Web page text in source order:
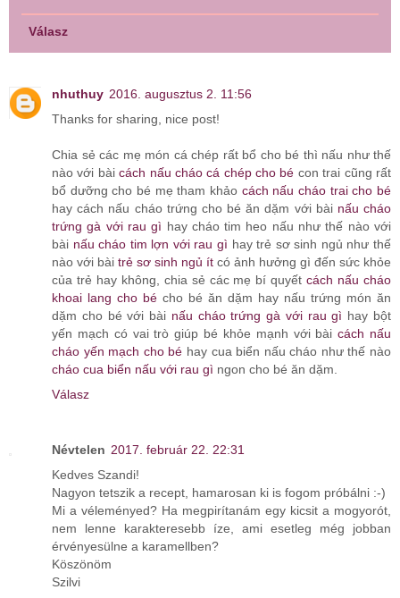
Válasz
nhuthuy 2016. augusztus 2. 11:56
Thanks for sharing, nice post!
Chia sẻ các mẹ món cá chép rất bổ cho bé thì nấu như thế
nào với bàicách nấu cháo cá chép cho bé con trai cũng rất
bổ dưỡng cho bé mẹ tham khảo cách nấu cháo trai cho bé
hay cách nấu cháo trứng cho bé ăn dặm với bài nấu cháo
trứng gà với rau gì hay cháo tim heo nấu như thế nào với
bài nấu cháo tim lợn với rau gì hay trẻ sơ sinh ngủ như thế
nào với bài trẻ sơ sinh ngủ ít có ảnh hưởng gì đến sức khỏe
của trẻ hay không, chia sẻ các mẹ bí quyếtcách nấu cháo
khoai lang cho bé cho bé ăn dặm hay nấu trứng món ăn
dặm cho bé với bài nấu cháo trứng gà với rau gì hay bột
yến mạch có vai trò giúp bé khỏe mạnh với bàicách nấu
cháo yến mạch cho bé hay cua biển nấu cháo như thế nào
cháo cua biển nấu với rau gì ngon cho bé ăn dặm.
Válasz
Névtelen 2017. február 22. 22:31
Kedves Szandi!
Nagyon tetszik a recept, hamarosan ki is fogom próbálni :-)
Mi a véleményed? Ha megpirítanám egy kicsit a mogyorót,
nem lenne karakteresebb íze, ami esetleg még jobban
érvényesülne a karamellben?
Köszönöm
Szilvi